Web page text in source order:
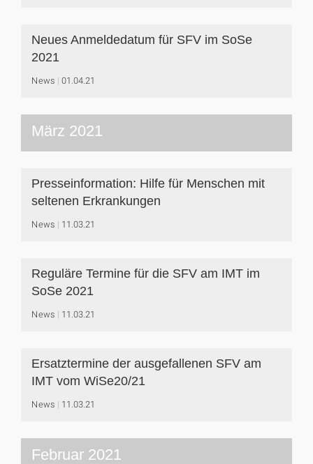
Neues Anmeldedatum für SFV im SoSe
2021
News 01.04.21
März 2021
Presseinformation: Hilfe für Menschen mit
seltenen Erkrankungen
News 11.03.21
Reguläre Termine für die SFV am IMT im
SoSe 2021
News 11.03.21
Ersatztermine der ausgefallenen SFV am
IMT vom WiSe20/21
News 11.03.21
Februar 2021